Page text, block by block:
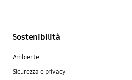
Sostenibilità
Ambiente
Sicurezza e privacy